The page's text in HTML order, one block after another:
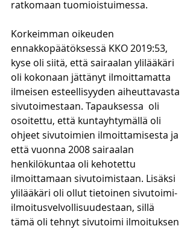
ratkomaan tuomioistuimessa.
Korkeimman oikeuden
ennakkopäätöksessä KKO 2019:53,
kyse oli siitä, että sairaalan ylilääkäri
oli kokonaan jättänyt ilmoittamatta
ilmeisen esteellisyyden aiheuttavasta
sivutoimestaan. Tapauksessa  oli
osoitettu, että kuntayhtymällä oli
ohjeet sivutoimien ilmoittamisesta ja
että vuonna 2008 sairaalan
henkilökuntaa oli kehotettu
ilmoittamaan sivutoimistaan. Lisäksi
ylilääkäri oli ollut tietoinen sivutoimi-
ilmoitusvelvollisuudestaan, sillä
tämä oli tehnyt sivutoimi ilmoituksen